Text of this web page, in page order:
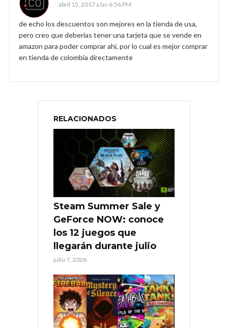
abril 15, 2017 a las 6:56 PM
de echo los descuentos son mejores en la tienda de usa,
pero creo que deberias tener una tarjeta que se vende en
amazon para poder comprar ahi, por lo cual es mejor comprar
en tienda de colombia directamente
RELACIONADOS
Steam Summer Sale y
GeForce NOW: conoce
los 12 juegos que
llegarán durante julio
julio 7, 2026